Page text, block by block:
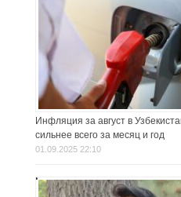
Инфляция за август в
сильнее всего за месяц и год
01.09.2025 22:10